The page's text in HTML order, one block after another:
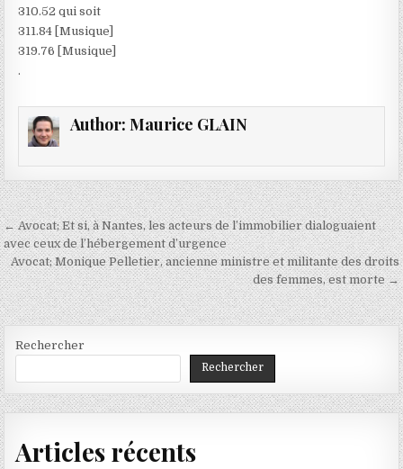
310.52 qui soit
311.84 [Musique]
319.76 [Musique]
.
Author: Maurice GLAIN
Navigation
de
l’article
← Avocat; Et si, à Nantes, les acteurs de l’immobilier dialoguaient
avec ceux de l’hébergement d’urgence
Avocat; Monique Pelletier, ancienne ministre et militante des droits
des femmes, est morte →
Rechercher
Rechercher
Articles récents